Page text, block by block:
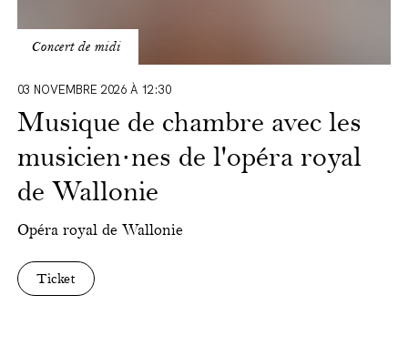
Concert de midi
03 NOVEMBRE 2026 À 12:30
Musique de chambre avec les
musicien·nes de l'opéra royal
de Wallonie
Opéra royal de Wallonie
Ticket